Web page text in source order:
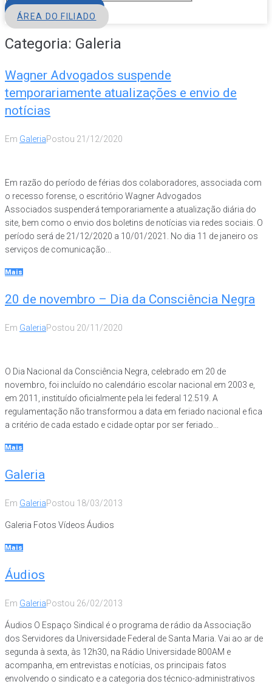
ÁREA DO FILIADO
Categoria: Galeria
Wagner Advogados suspende
temporariamente atualizações e envio de
notícias
Em GaleriaPostou 21/12/2020
Em razão do período de férias dos colaboradores, associada com
o recesso forense, o escritório Wagner Advogados
Associados suspenderá temporariamente a atualização diária do
site, bem como o envio dos boletins de notícias via redes sociais. O
período será de 21/12/2020 a 10/01/2021. No dia 11 de janeiro os
serviços de comunicação...
Mais
20 de novembro – Dia da Consciência Negra
Em GaleriaPostou 20/11/2020
O Dia Nacional da Consciência Negra, celebrado em 20 de
novembro, foi incluído no calendário escolar nacional em 2003 e,
em 2011, instituído oficialmente pela lei federal 12.519. A
regulamentação não transformou a data em feriado nacional e fica
a critério de cada estado e cidade optar por ser feriado...
Mais
Galeria
Em GaleriaPostou 18/03/2013
Galeria Fotos Vídeos Áudios
Mais
Áudios
Em GaleriaPostou 26/02/2013
Áudios O Espaço Sindical é o programa de rádio da Associação
dos Servidores da Universidade Federal de Santa Maria. Vai ao ar de
segunda à sexta, às 12h30, na Rádio Universidade 800AM e
acompanha, em entrevistas e notícias, os principais fatos
envolvendo o sindicato e a categoria dos técnico-administrativos